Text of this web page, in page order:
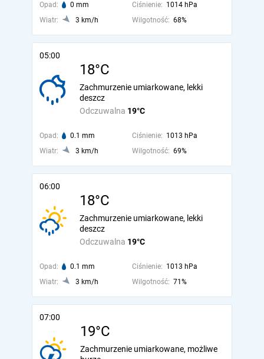
Opad: 0 mm Ciśnienie: 1014 hPa
Wiatr:
3 km/h Wilgotność: 68%
05:00
18°C
Odczuwalna 19°C
Zachmurzenie umiarkowane, lekki
deszcz
Opad: 0.1 mm Ciśnienie: 1013 hPa
Wiatr:
3 km/h Wilgotność: 69%
06:00
18°C
Odczuwalna 19°C
Zachmurzenie umiarkowane, lekki
deszcz
Opad: 0.1 mm Ciśnienie: 1013 hPa
Wiatr:
3 km/h Wilgotność: 71%
07:00
19°C
Zachmurzenie umiarkowane, możliwe